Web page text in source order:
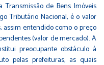
de Bens Imóveis
Tributário Nacional, é o valor
entendido como o preço
(valor de mercado). A
preocupante obstáculo à
pelas prefeituras, as quais